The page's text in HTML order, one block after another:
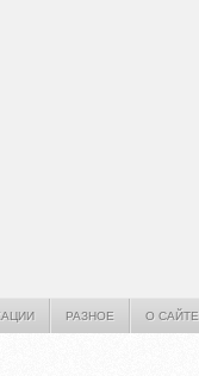
РАЗНОЕ О САЙТЕ